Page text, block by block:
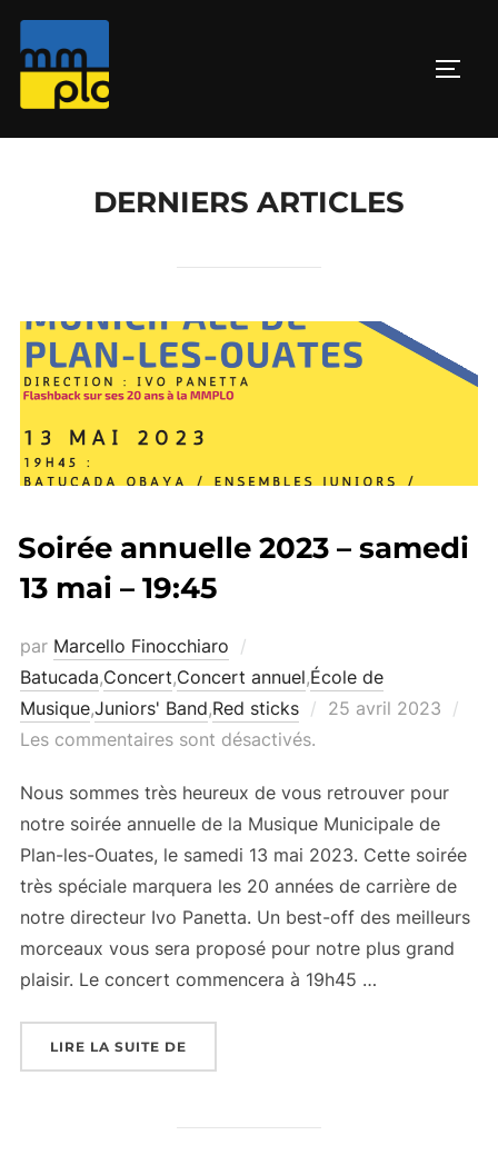
Aller
contenu
DERNIERS ARTICLES
Soirée annuelle 2023 – samedi
13 mai – 19:45
par Marcello Finocchiaro
Batucada,Concert,Concert annuel,École de
Musique,Juniors' Band,Red sticks
Publié
25 avril 2023
Les commentaires sont désactivés.
Nous sommes très heureux de vous retrouver pour
notre soirée annuelle de la Musique Municipale de
Plan-les-Ouates, le samedi 13 mai 2023. Cette soirée
très spéciale marquera les 20 années de carrière de
notre directeur Ivo Panetta. Un best-off des meilleurs
morceaux vous sera proposé pour notre plus grand
plaisir. Le concert commencera à 19h45 …
LIRE LA SUITE DE« SOIRÉE ANNUELLE 2023 – SAMEDI 13